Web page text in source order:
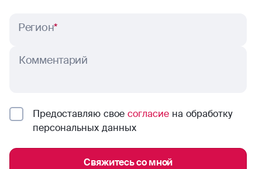
Регион*
Комментарий
Предоставляю свое согласие на обработку
персональных данных
Свяжитесь со мной